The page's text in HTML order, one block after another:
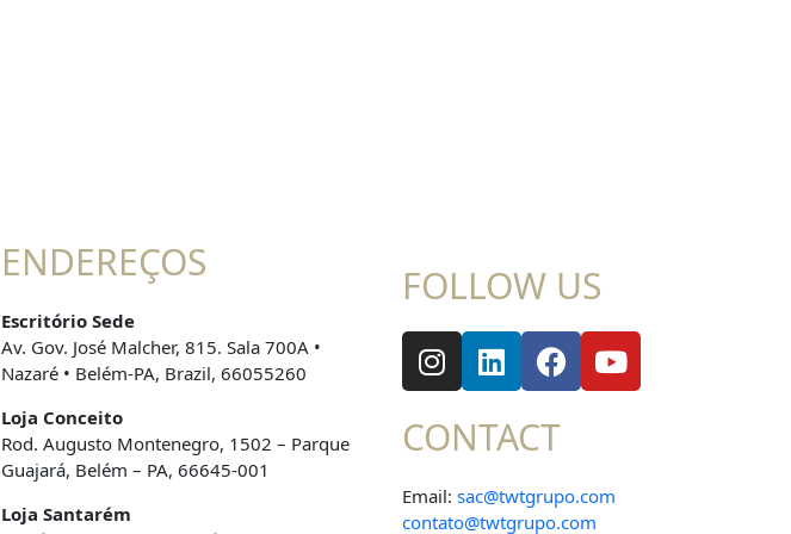
ENDEREÇOS
Escritório Sede
Av. Gov. José Malcher, 815. Sala 700A •
Nazaré • Belém-PA, Brazil, 66055260
Loja Conceito
Rod. Augusto Montenegro, 1502 – Parque
Guajará, Belém – PA, 66645-001
Loja Santarém
FOLLOW US
CONTACT
Email: sac@twtgrupo.com
contato@twtgrupo.com